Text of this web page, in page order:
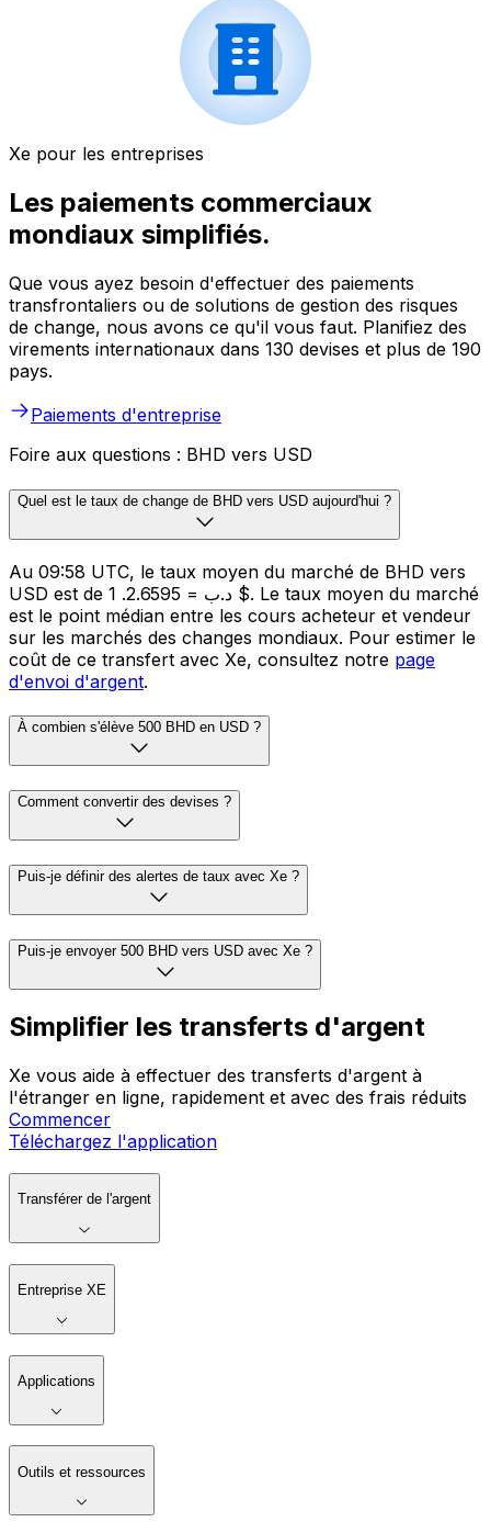
Xe pour les entreprises
Les paiements commerciaux
mondiaux simplifiés.
Que vous ayez besoin d'effectuer des paiements
transfrontaliers ou de solutions de gestion des risques
de change, nous avons ce qu'il vous faut. Planifiez des
virements internationaux dans 130 devises et plus de 190
pays.
Paiements d'entreprise
Foire aux questions : BHD vers USD
Quel est le taux de change de BHD vers USD aujourd'hui ?
Au 09:58 UTC, le taux moyen du marché de BHD vers
USD est de 1 .د.ب = 2.6595 $. Le taux moyen du marché
est le point médian entre les cours acheteur et vendeur
sur les marchés des changes mondiaux. Pour estimer le
coût de ce transfert avec Xe, consultez notre page
d'envoi d'argent.
À combien s'élève 500 BHD en USD ?
Comment convertir des devises ?
Puis-je définir des alertes de taux avec Xe ?
Puis-je envoyer 500 BHD vers USD avec Xe ?
Simplifier les transferts d'argent
Xe vous aide à effectuer des transferts d'argent à
l'étranger en ligne, rapidement et avec des frais réduits
Commencer
Téléchargez l'application
Transférer de l'argent
Entreprise XE
Applications
Outils et ressources